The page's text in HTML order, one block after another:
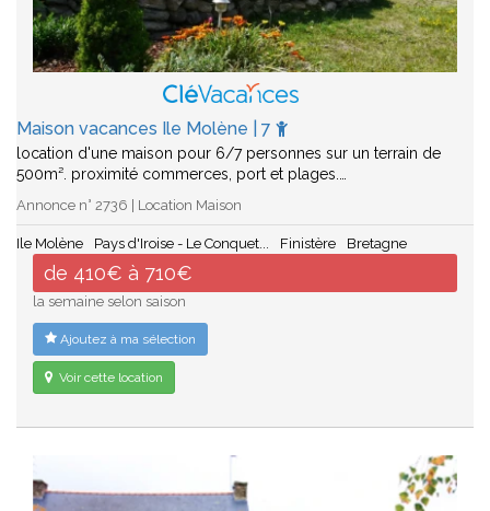
Maison vacances Ile Molène | 7
location d'une maison pour 6/7 personnes sur un terrain de
500m². proximité commerces, port et plages.…
Annonce n° 2736 | Location Maison
Ile Molène Pays d'Iroise - Le Conquet... Finistère Bretagne
de 410€ à 710€
la semaine selon saison
Ajoutez à ma sélection
Voir cette location